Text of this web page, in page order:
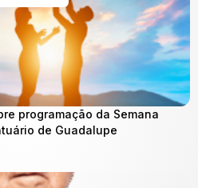
programação da Semana
de Guadalupe